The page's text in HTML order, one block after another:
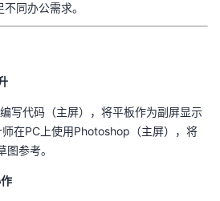
同办公需求。
写代码（主屏），将平板作为副屏显示
在PC上使用Photoshop（主屏），将
参考。